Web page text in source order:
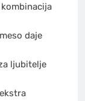
daje
ljubitelje